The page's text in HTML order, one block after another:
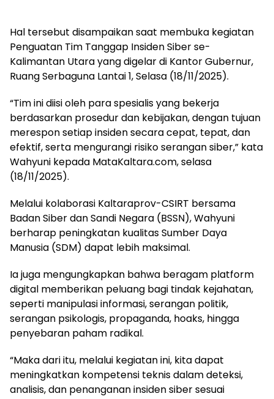
Hal tersebut disampaikan saat membuka kegiatan
Penguatan Tim Tanggap Insiden Siber se-
Kalimantan Utara yang digelar di Kantor Gubernur,
Ruang Serbaguna Lantai 1, Selasa (18/11/2025).
“Tim ini diisi oleh para spesialis yang bekerja
berdasarkan prosedur dan kebijakan, dengan tujuan
merespon setiap insiden secara cepat, tepat, dan
efektif, serta mengurangi risiko serangan siber,” kata
Wahyuni kepada MataKaltara.com, selasa
(18/11/2025).
Melalui kolaborasi Kaltaraprov-CSIRT bersama
Badan Siber dan Sandi Negara (BSSN), Wahyuni
berharap peningkatan kualitas Sumber Daya
Manusia (SDM) dapat lebih maksimal.
Ia juga mengungkapkan bahwa beragam platform
digital memberikan peluang bagi tindak kejahatan,
seperti manipulasi informasi, serangan politik,
serangan psikologis, propaganda, hoaks, hingga
penyebaran paham radikal.
“Maka dari itu, melalui kegiatan ini, kita dapat
meningkatkan kompetensi teknis dalam deteksi,
analisis, dan penanganan insiden siber sesuai